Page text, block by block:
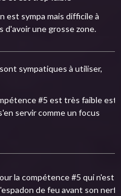
est sympa mais difficile à
d'avoir une grosse zone.
sympatiques à utiliser,
#5 est très faible est
servir comme un focus
la compétence #5 qui n'est
de feu avant son nerf